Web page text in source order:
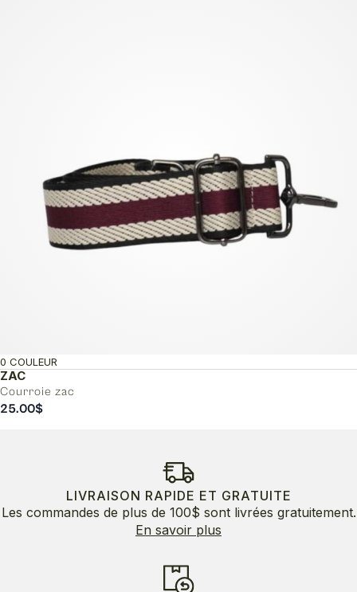
ZAC
Courroie zac
0 COULEUR
25.00$
LIVRAISON RAPIDE ET GRATUITE
Les commandes de plus de 100$ sont livrées gratuitement.
En savoir plus